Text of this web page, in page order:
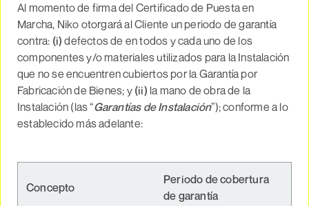
Al momento de firma del Certificado de Puesta en
Marcha, Niko otorgará al Cliente un periodo de garantía
contra: (i) defectos de en todos y cada uno de los
componentes y/o materiales utilizados para la Instalación
que no se encuentren cubiertos por la Garantía por
Fabricación de Bienes; y (ii) la mano de obra de la
Instalación (las “Garantías de Instalación”); conforme a lo
establecido más adelante:
Concepto
Periodo de cobertura
de garantía